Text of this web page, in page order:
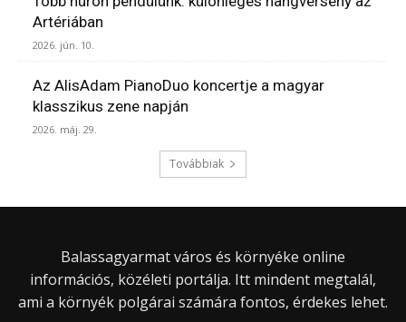
Artériában
2026. jún. 10.
Az AlisAdam PianoDuo koncertje a magyar
klasszikus zene napján
2026. máj. 29.
Továbbiak
Balassagyarmat város és környéke online
információs, közéleti portálja. Itt mindent megtalál,
ami a környék polgárai számára fontos, érdekes lehet.